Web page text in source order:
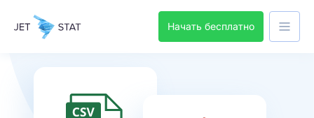
Начать бесплатно